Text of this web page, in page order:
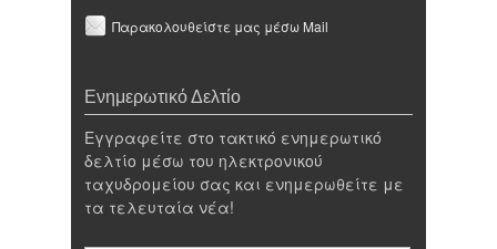
Παρακολουθείστε μας μέσω Mail
Ενημερωτικό Δελτίο
Εγγραφείτε στο τακτικό ενημερωτικό
δελτίο μέσω του ηλεκτρονικού
ταχυδρομείου σας και ενημερωθείτε με
τα τελευταία νέα!